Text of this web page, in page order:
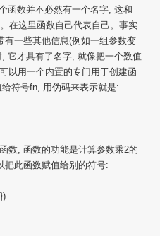
函数并不必然有一个名字, 这和
在这里函数自己代表自己。事实
一些其他信息(例如一组参数变
它才具有了名字, 就像把一个数值
以用一个内置的专门用于创建函
符号fn, 用伪码来表示就是:
数, 函数的功能是计算参数乘2的
把此函数赋值给别的符号: